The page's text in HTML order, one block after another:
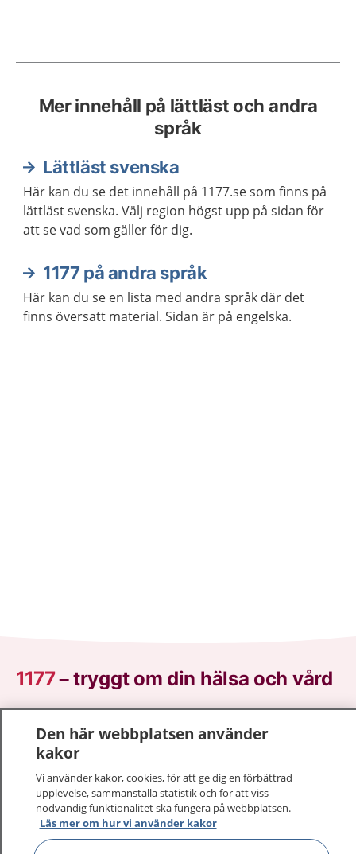
Mer innehåll på lättläst och andra
språk
Lättläst svenska
Här kan du se det innehåll på 1177.se som finns på
lättläst svenska. Välj region högst upp på sidan för
att se vad som gäller för dig.
1177 på andra språk
Här kan du se en lista med andra språk där det
finns översatt material. Sidan är på engelska.
1177–tryggt om din hälsa och vård
sjukdomar och vilka mottagningar du kan kontakta.
Logga in för att läsa din journal och göra dina
vårdärenden. Ring telefonnummer 1177 för
sjukvårdsrådgivning dygnet runt.
1177 ger dig råd när du vill må bättre.
Den här webbplatsen använder
kakor
Vi använder kakor, cookies, för att ge dig en förbättrad
upplevelse, sammanställa statistik och för att viss
nödvändig funktionalitet ska fungera på webbplatsen.
Läs mer om hur vi använder kakor